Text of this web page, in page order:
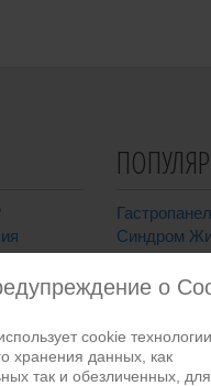
Синдром
нет?
Это точно
Недостаток
добавки
о
cookie
хранения данных, как
так и обезличенных, для